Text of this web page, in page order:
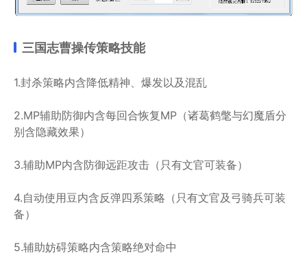
三国志曹操传策略技能
1.封杀策略内含降低精神、爆发以及混乱
2.MP辅助防御内含每回合恢复MP（诸葛鹤氅与幻魔盾分
别含隐藏效果）
3.辅助MP内含防御远距攻击（只有文官可装备）
4.自动使用豆内含反弹四系策略（只有文官及弓骑兵可装
备）
5.辅助妨碍策略内含策略绝对命中